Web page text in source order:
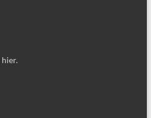
hier.